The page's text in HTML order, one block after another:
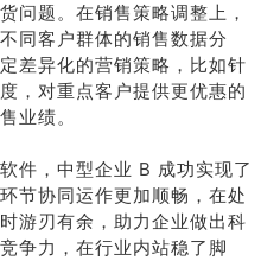
问题。在销售策略调整上，
同客户群体的销售数据分
差异化的营销策略，比如针
，对重点客户提供更优惠的
业绩。
件，中型企业 B 成功实现了
节协同运作更加顺畅，在处
游刃有余，助力企业做出科
争力，在行业内站稳了脚